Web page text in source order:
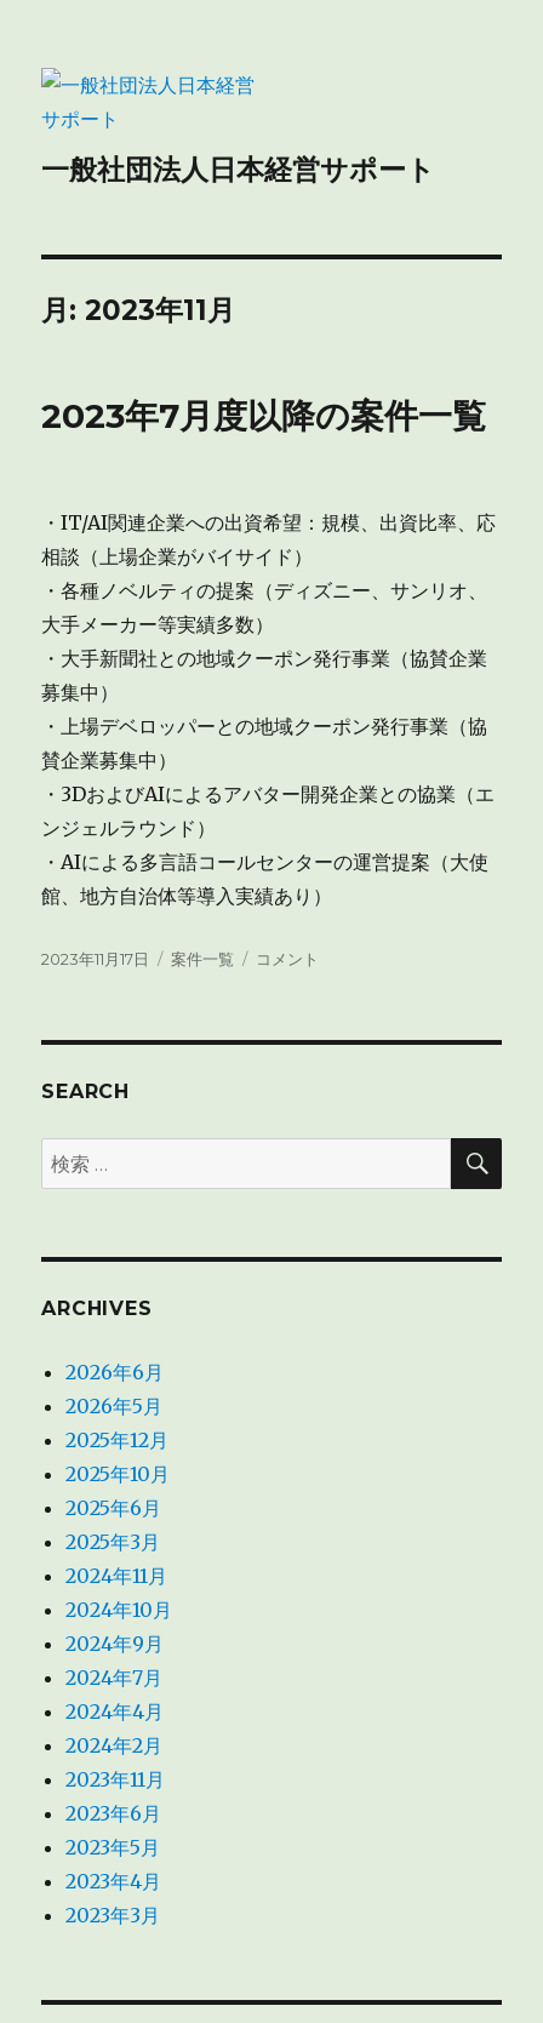
一般社団法人日本経営サポート
月:2023年11月
2023年7月度以降の案件一覧
・IT/AI関連企業への出資希望：規模、出資比率、応
相談（上場企業がバイサイド）
・各種ノベルティの提案（ディズニー、サンリオ、
大手メーカー等実績多数）
・大手新聞社との地域クーポン発行事業（協賛企業
募集中）
・上場デベロッパーとの地域クーポン発行事業（協
賛企業募集中）
・3DおよびAIによるアバター開発企業との協業（エ
ンジェルラウンド）
・AIによる多言語コールセンターの運営提案（大使
館、地方自治体等導入実績あり）
投
2023年11月17日
カ
案件一覧
2023
の
件
に
コメント
SEARCH
検
索:
検
ARCHIVES
2026年6月
2026年5月
2025年12月
2025年10月
2025年6月
2025年3月
2024年11月
2024年10月
2024年9月
2024年7月
2024年4月
2024年2月
2023年11月
2023年6月
2023年5月
2023年4月
2023年3月